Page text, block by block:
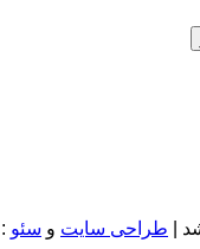
طراحی سایت و سئو :